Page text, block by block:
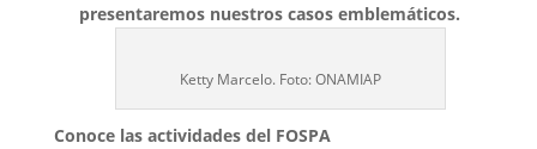
presentaremos nuestros casos emblemáticos.
Ketty Marcelo. Foto: ONAMIAP
Conoce las actividades del FOSPA